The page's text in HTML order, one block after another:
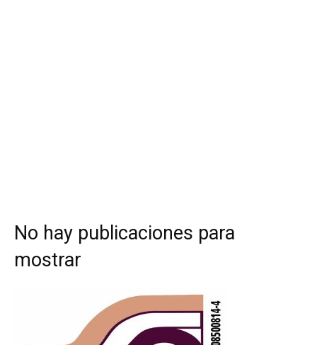
No hay publicaciones para
mostrar